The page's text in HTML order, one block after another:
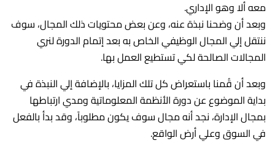
معه ألا وهو الإداري.
وبعد أن وضحنا نبذة عنه، وعن بعض محتويات ذلك المجال، سوف
ننتقل إلي المجال الوظيفي الخاص به بعد إتمام الدورة لنري
المجالات الصالحة لكي تستطيع العمل بها.
وبعد أن قُمنا باستعراض كل تلك المزايا، بالإضافة إلي النبذة في
بداية الموضوع عن دورة الأنظمة المعلوماتية ومدي ارتباطها
بمجال الإدارة، نجد أنه مجال سوف يكون مطلوباً، وقد بدأ بالفعل
في السوق وعلي أرض الواقع.